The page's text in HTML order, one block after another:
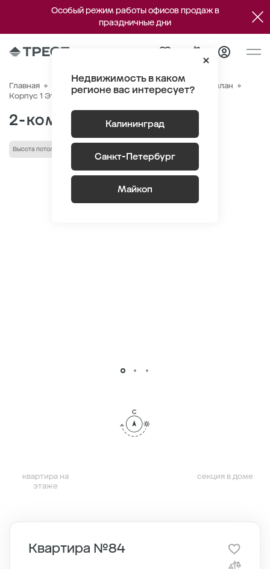
Особый режим работы офисов продаж в
праздничные дни
Недвижимость в каком
регионе вас интересует?
Калининград
Санкт-Петербург
Майкоп
Главная Квартиры
Генплан
Корпус 1 Этаж 7
Секция 2 Квартира №84
2-комнатная 70.8 м
Высота потолка 2.75 м
квартира на
этаже
секция в доме
Квартира №84